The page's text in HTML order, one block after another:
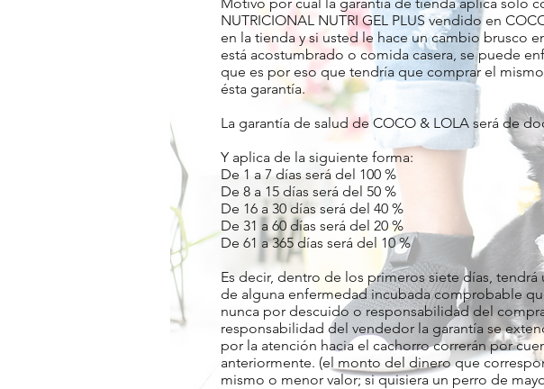
NUTRICIONAL NUTRI GEL PLUS vendido en
en la tienda y si usted le hace un cambio brusco
está acostumbrado o comida casera, se puede
que es por eso que tendría que comprar el
ésta garantía.
La garantía de salud de COCO & LOLA será de
Y aplica de la siguiente forma:
De 1 a 7 días será del 100 %
De 8 a 15 días será del 50 %
De 16 a 30 días será del 40 %
De 31 a 60 días será del 20 %
De 61 a 365 días será del 10 %
Es decir, dentro de los primeros siete días,
de alguna enfermedad incubada comprobable
nunca por descuido o responsabilidad del
responsabilidad del vendedor la garantía se
por la atención hacia el cachorro correrán por
anteriormente. (el monto del dinero que
mismo o menor valor; si quisiera un perro de